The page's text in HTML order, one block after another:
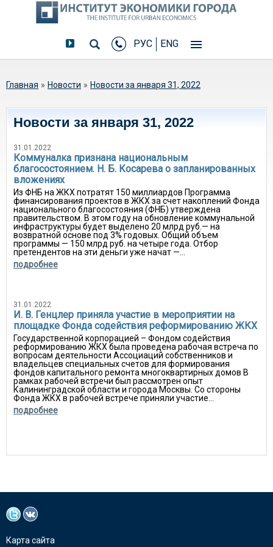
РУС ENG
Вы здесь
Главная » Новости » Новости за января 31, 2022
Новости за января 31, 2022
31.01.2022
Коммуналка признана национальным
благосостоянием. Н. Б. Косарева о запланированных
вложениях
Из ФНБ на ЖКХ потратят 150 миллиардов Программа
финансирования проектов в ЖКХ за счет накоплений Фонда
национального благосостояния (ФНБ) утверждена
правительством. В этом году на обновление коммунальной
инфраструктуры будет выделено 20 млрд руб.— на
возвратной основе под 3% годовых. Общий объем
программы — 150 млрд руб. на четыре года. Отбор
претендентов на эти деньги уже начат —...
подробнее
31.01.2022
И. В. Генцлер приняла участие в мероприятии на
площадке Фонда содействия реформированию ЖКХ
Государственной корпорацией – Фондом содействия
реформированию ЖКХ была проведена рабочая встреча по
вопросам деятельности Ассоциаций собственников и
владельцев специальных счетов для формирования
фондов капитального ремонта многоквартирных домов В
рамках рабочей встречи был рассмотрен опыт
Калининградской области и города Москвы. Со стороны
Фонда ЖКХ в рабочей встрече приняли участие...
подробнее
Карта сайта